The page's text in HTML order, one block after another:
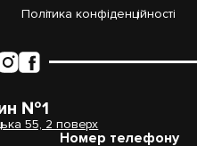
Політика конфіденційності
№1
55, 2 поверх
Номер телефону